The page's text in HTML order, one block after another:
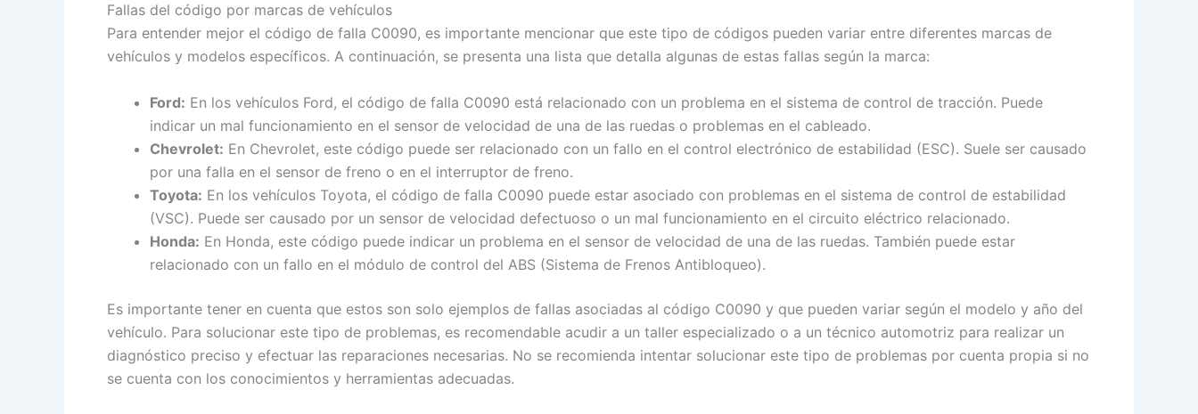
Fallas del código por marcas de vehículos
Para entender mejor el código de falla C0090, es importante mencionar que este tipo de códigos pueden variar entre diferentes marcas de
vehículos y modelos específicos. A continuación, se presenta una lista que detalla algunas de estas fallas según la marca:
Ford: En los vehículos Ford, el código de falla C0090 está relacionado con un problema en el sistema de control de tracción. Puede
indicar un mal funcionamiento en el sensor de velocidad de una de las ruedas o problemas en el cableado.
Chevrolet: En Chevrolet, este código puede ser relacionado con un fallo en el control electrónico de estabilidad (ESC). Suele ser causado
por una falla en el sensor de freno o en el interruptor de freno.
Toyota: En los vehículos Toyota, el código de falla C0090 puede estar asociado con problemas en el sistema de control de estabilidad
(VSC). Puede ser causado por un sensor de velocidad defectuoso o un mal funcionamiento en el circuito eléctrico relacionado.
Honda: En Honda, este código puede indicar un problema en el sensor de velocidad de una de las ruedas. También puede estar
relacionado con un fallo en el módulo de control del ABS (Sistema de Frenos Antibloqueo).
Es importante tener en cuenta que estos son solo ejemplos de fallas asociadas al código C0090 y que pueden variar según el modelo y año del
vehículo. Para solucionar este tipo de problemas, es recomendable acudir a un taller especializado o a un técnico automotriz para realizar un
diagnóstico preciso y efectuar las reparaciones necesarias. No se recomienda intentar solucionar este tipo de problemas por cuenta propia si no
se cuenta con los conocimientos y herramientas adecuadas.